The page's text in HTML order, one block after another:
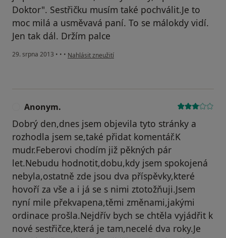
Doktor". Sestřičku musím také pochválit.Je to
moc milá a usměvavá paní. To se málokdy vidí.
Jen tak dál. Držím palce
29. srpna 2013 • • • podle názoru uživatele Váš účet byl odstraněn
Nahlásit zneužití
Anonym.
Dobrý den,dnes jsem objevila tyto stránky a
rozhodla jsem se,také přidat komentář.K
mudr.Feberovi chodím již pěkných pár
let.Nebudu hodnotit,dobu,kdy jsem spokojená
nebyla,ostatně zde jsou dva příspěvky,které
hovoří za vše a i já se s nimi ztotožňuji.Jsem
nyní mile překvapena,těmi změnami,jakými
ordinace prošla.Nejdřív bych se chtěla vyjádřit k
nové sestřičce,která je tam,necelé dva roky.Je